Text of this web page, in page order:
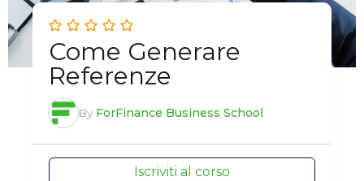
Come Generare
Referenze
By ForFinance Business School
Iscriviti al corso